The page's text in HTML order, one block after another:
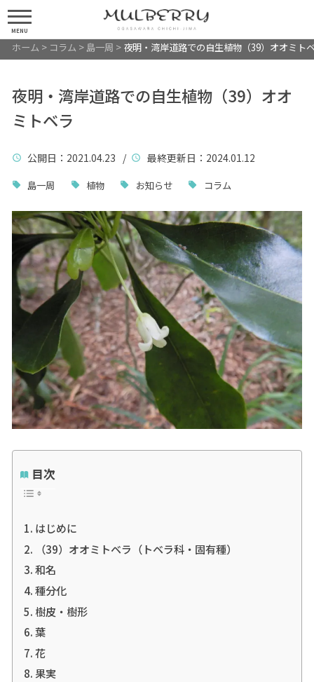
MENU
ホーム > コラム > 島一周 > 夜明・湾岸道路での自生植物（39）オオミト
夜明・湾岸道路での自生植物（39）オオ
ミトベラ
公開日 ：2021.04.23 / 最終更新日 ：2024.01.12
島一周 植物 お知らせ コラム
目次
はじめに
（39）オオミトベラ（トベラ科・固有種）
和名
種分化
樹皮・樹形
葉
花
果実